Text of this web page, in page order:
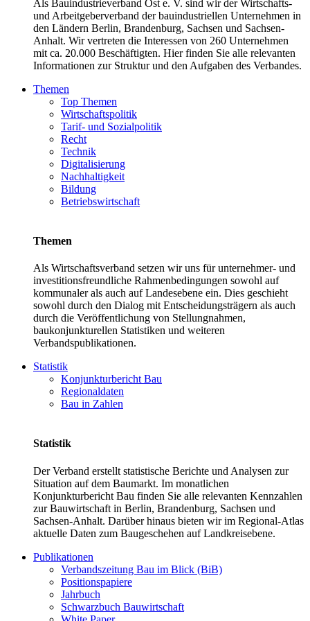
Als Bauindustrieverband Ost e. V. sind wir der Wirtschafts-
und Arbeitgeberverband der bauindustriellen Unternehmen in
den Ländern Berlin, Brandenburg, Sachsen und Sachsen-
Anhalt. Wir vertreten die Interessen von 260 Unternehmen
mit ca. 20.000 Beschäftigten. Hier finden Sie alle relevanten
Informationen zur Struktur und den Aufgaben des Verbandes.
Themen
Top Themen
Wirtschaftspolitik
Tarif- und Sozialpolitik
Recht
Technik
Digitalisierung
Nachhaltigkeit
Bildung
Betriebswirtschaft
Themen
Als Wirtschaftsverband setzen wir uns für unternehmer- und
investitionsfreundliche Rahmenbedingungen sowohl auf
kommunaler als auch auf Landesebene ein. Dies geschieht
sowohl durch den Dialog mit Entscheidungsträgern als auch
durch die Veröffentlichung von Stellungnahmen,
baukonjunkturellen Statistiken und weiteren
Verbandspublikationen.
Statistik
Konjunkturbericht Bau
Regionaldaten
Bau in Zahlen
Statistik
Der Verband erstellt statistische Berichte und Analysen zur
Situation auf dem Baumarkt. Im monatlichen
Konjunkturbericht Bau finden Sie alle relevanten Kennzahlen
zur Bauwirtschaft in Berlin, Brandenburg, Sachsen und
Sachsen-Anhalt. Darüber hinaus bieten wir im Regional-Atlas
aktuelle Daten zum Baugeschehen auf Landkreisebene.
Publikationen
Verbandszeitung Bau im Blick (BiB)
Positionspapiere
Jahrbuch
Schwarzbuch Bauwirtschaft